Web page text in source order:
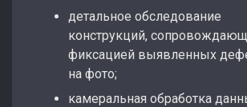
детальное обследование
конструкций,
фиксацией выявленных
на фото;
камеральная обработка